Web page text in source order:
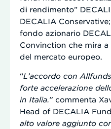
di rendimento”
DECALIA
fondo azionario
Convinction che mira
del mercato europeo.
“L’accordo con
forte accelerazione
in Italia.” commenta
Head of DECALIA
alto valore aggiunto